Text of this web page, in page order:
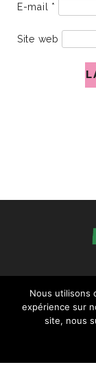
E-mail *
Site web
Nous utilisons
expérience sur
site, nous